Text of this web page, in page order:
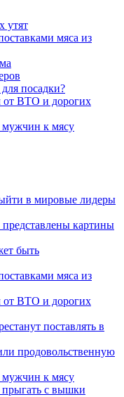
утят
мяса из
посадки?
от ВТО и дорогих
к мясу
в мировые лидеры
картины
быть
мяса из
от ВТО и дорогих
поставлять в
продовольственную
к мясу
с вышки